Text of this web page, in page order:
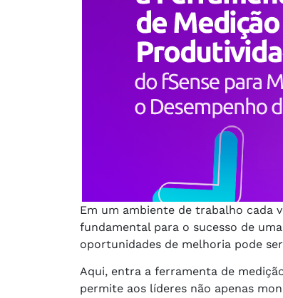
Em um ambiente de trabalho cada
fundamental para o sucesso de
oportunidades de melhoria pode
Aqui, entra a ferramenta de
permite aos líderes não apenas